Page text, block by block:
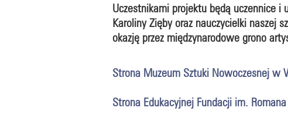
Uczestnikami projektu będą uczennice i
Karoliny Zięby oraz nauczycielki naszej
okazję przez międzynarodowe grono
Strona Muzeum Sztuki Nowoczesnej w
Strona Edukacyjnej Fundacji im.